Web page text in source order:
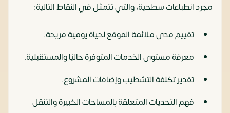
مجرد انطباعات سطحية، والتي تتمثل في النقاط التالية:
تقييم مدى ملائمة الموقع لحياة يومية مريحة.
معرفة مستوى الخدمات المتوفرة حاليًا والمستقبلية.
تقدير تكلفة التشطيب وإضافات المشروع.
فهم التحديات المتعلقة بالمساحات الكبيرة والتنقل